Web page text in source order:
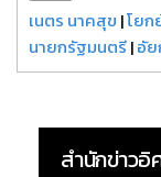
เนตร นาคสุข |โยก
นายกรัฐมนตรี|อั
สำนักข่าวอิ